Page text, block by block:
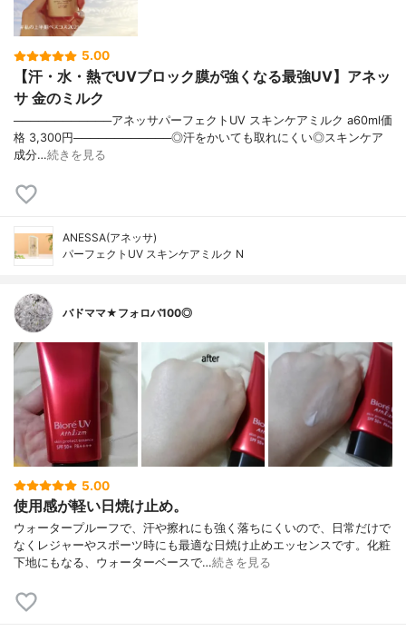
5.00
【汗・水・熱でUVブロック膜が強くなる最強UV】アネッ
サ 金のミルク
────────────アネッサパーフェクトUV スキンケアミルク a60ml価
格 3,300円────────────◎汗をかいても取れにくい◎スキンケア
成分…続きを見る
ANESSA(アネッサ)
パーフェクトUV スキンケアミルク N
バドママ★フォロバ100◎
5.00
使用感が軽い日焼け止め。
ウォータープルーフで、汗や擦れにも強く落ちにくいので、日常だけで
なくレジャーやスポーツ時にも最適な日焼け止めエッセンスです。化粧
下地にもなる、ウォーターベースで…続きを見る